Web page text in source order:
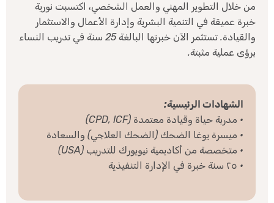
من خلال التطوير المهني والعمل الشخصي، اكتسبت نورية
خبرة عميقة في التنمية البشرية وإدارة الأعمال والاستثمار
والقيادة. تستثمر الآن خبرتها البالغة 25 سنة في تدريب النساء
برؤى عملية مثبتة.
الشهادات الرئيسية:
• مدربة حياة وقيادة معتمدة (CPD, ICF)
• ميسرة يوغا الضحك (الضحك العلاجي) والسعادة
• متخصصة من أكاديمية نيويورك للتدريب (USA)
• ٢٥ سنة خبرة في الإدارة التنفيذية